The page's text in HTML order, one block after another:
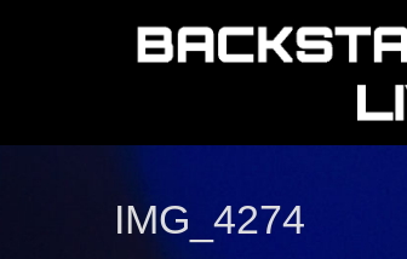
IMG_4274